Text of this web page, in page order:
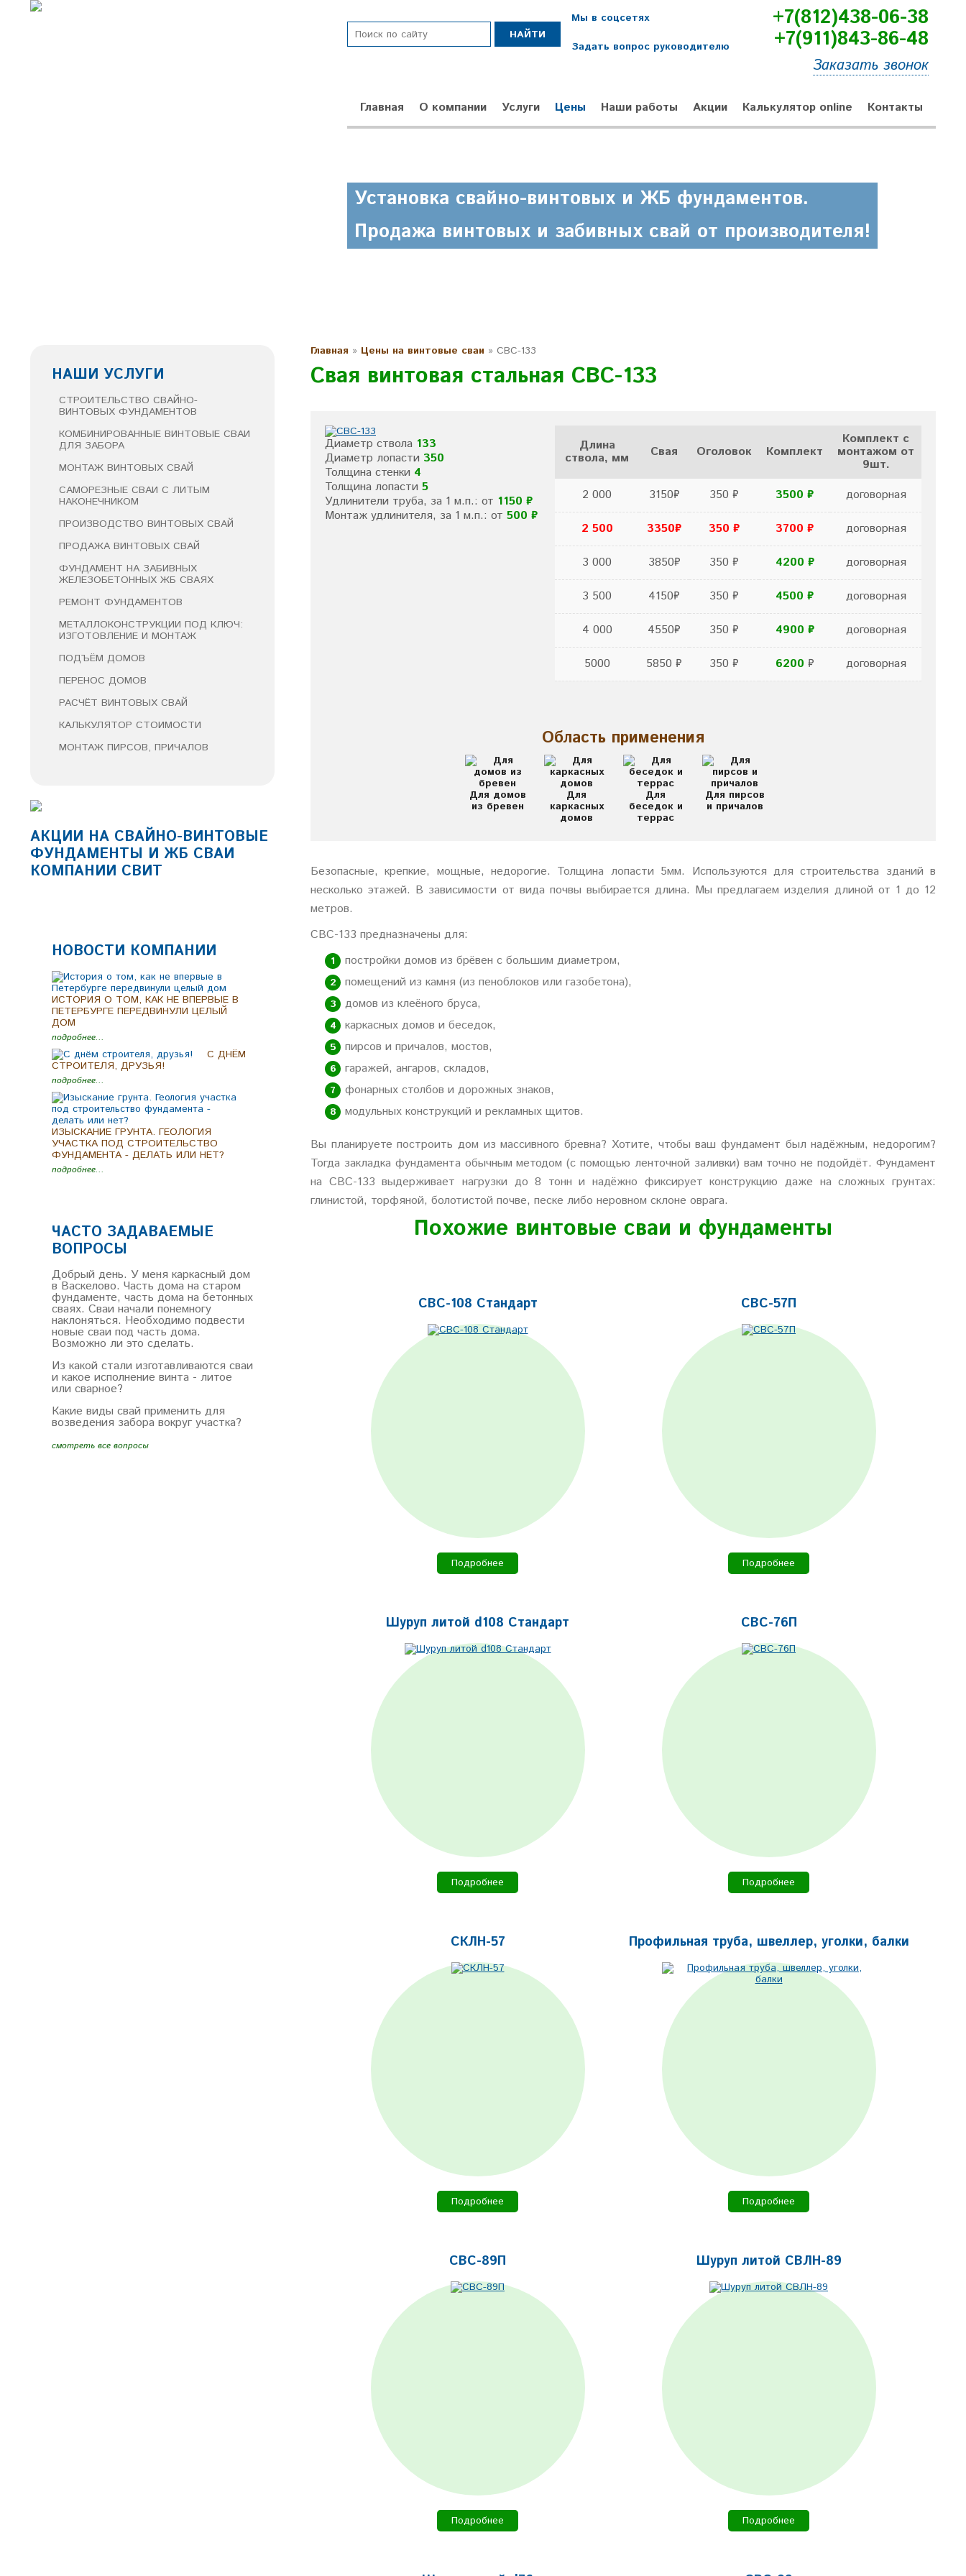
+7(812)438-06-38
+7(911)843-86-48
Заказать звонок
Мы в соцсетях
Задать вопрос руководителю
Главная О компании Услуги Цены Наши работы Акции Калькулятор online Контакты
Установка свайно-винтовых и ЖБ фундаментов.
Продажа винтовых и забивных свай от производителя!
НАШИ УСЛУГИ
СТРОИТЕЛЬСТВО СВАЙНО-
ВИНТОВЫХ ФУНДАМЕНТОВ
КОМБИНИРОВАННЫЕ ВИНТОВЫЕ СВАИ
ДЛЯ ЗАБОРА
МОНТАЖ ВИНТОВЫХ СВАЙ
САМОРЕЗНЫЕ СВАИ С ЛИТЫМ
НАКОНЕЧНИКОМ
ПРОИЗВОДСТВО ВИНТОВЫХ СВАЙ
ПРОДАЖА ВИНТОВЫХ СВАЙ
ФУНДАМЕНТ НА ЗАБИВНЫХ
ЖЕЛЕЗОБЕТОННЫХ ЖБ СВАЯХ
РЕМОНТ ФУНДАМЕНТОВ
МЕТАЛЛОКОНСТРУКЦИИ ПОД КЛЮЧ:
ИЗГОТОВЛЕНИЕ И МОНТАЖ
ПОДЪЁМ ДОМОВ
ПЕРЕНОС ДОМОВ
РАСЧЁТ ВИНТОВЫХ СВАЙ
КАЛЬКУЛЯТОР СТОИМОСТИ
МОНТАЖ ПИРСОВ, ПРИЧАЛОВ
АКЦИИ НА СВАЙНО-ВИНТОВЫЕ
ФУНДАМЕНТЫ И ЖБ СВАИ
КОМПАНИИ СВИТ
НОВОСТИ КОМПАНИИ
ИСТОРИЯ О ТОМ, КАК НЕ ВПЕРВЫЕ В
ПЕТЕРБУРГЕ ПЕРЕДВИНУЛИ ЦЕЛЫЙ
ДОМ
подробнее...
C ДНЁМ
СТРОИТЕЛЯ, ДРУЗЬЯ!
подробнее...
ИЗЫСКАНИЕ ГРУНТА. ГЕОЛОГИЯ
УЧАСТКА ПОД СТРОИТЕЛЬСТВО
ФУНДАМЕНТА - ДЕЛАТЬ ИЛИ НЕТ?
подробнее...
ЧАСТО ЗАДАВАЕМЫЕ
ВОПРОСЫ
Добрый день. У меня каркасный дом
в Васкелово. Часть дома на старом
фундаменте, часть дома на бетонных
сваях. Сваи начали понемногу
наклоняться. Необходимо подвести
новые сваи под часть дома.
Возможно ли это сделать.
Из какой стали изготавливаются сваи
и какое исполнение винта - литое
или сварное?
Какие виды свай применить для
возведения забора вокруг участка?
смотреть все вопросы
Главная » Цены на винтовые сваи » СВС-133
Свая винтовая стальная СВС-133
Диаметр ствола 133
Диаметр лопасти 350
Толщина стенки 4
Толщина лопасти 5
Удлинители труба, за 1 м.п.: от 1150 ₽
Монтаж удлинителя, за 1 м.п.: от 500 ₽
Длина
ствола, мм Свая Оголовок Комплект
Комплект с
монтажом от
9шт.
2 000
3150₽ 350 ₽ 3500 ₽ договорная
2 500 3350₽ 350 ₽ 3700 ₽ договорная
3 000 3850₽ 350 ₽ 4200 ₽ договорная
3 500 4150₽ 350 ₽ 4500 ₽ договорная
4 000 4550₽ 350 ₽ 4900 ₽ договорная
5000 5850 ₽ 350 ₽ 6200 ₽ договорная
Область применения
Для домов
из бревен
Для
каркасных
домов
Для
беседок и
террас
Для пирсов
и причалов
Безопасные, крепкие, мощные, недорогие. Толщина лопасти 5мм. Используются для строительства зданий в
несколько этажей. В зависимости от вида почвы выбирается длина. Мы предлагаем изделия длиной от 1 до 12
метров.
СВС-133 предназначены для:
постройки домов из брёвен с большим диаметром,
помещений из камня (из пеноблоков или газобетона),
домов из клеёного бруса,
каркасных домов и беседок,
пирсов и причалов, мостов,
гаражей, ангаров, складов,
фонарных столбов и дорожных знаков,
модульных конструкций и рекламных щитов.
Вы планируете построить дом из массивного бревна? Хотите, чтобы ваш фундамент был надёжным, недорогим?
Тогда закладка фундамента обычным методом (с помощью ленточной заливки) вам точно не подойдёт. Фундамент
на СВС-133 выдерживает нагрузки до 8 тонн и надёжно фиксирует конструкцию даже на сложных грунтах:
глинистой, торфяной, болотистой почве, песке либо неровном склоне оврага.
Похожие винтовые сваи и фундаменты
СВС-108 Стандарт
Подробнее
СВС-57П
Подробнее
Шуруп литой d108 Стандарт
Подробнее
СВС-76П
Подробнее
СКЛН-57
Подробнее
Профильная труба, швеллер, уголки, балки
Подробнее
СВС-89П
Подробнее
Шуруп литой СВЛН-89
Подробнее